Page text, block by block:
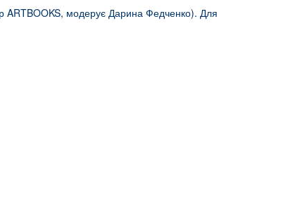
ARTBOOKS, модерує Дарина Федченко). Для